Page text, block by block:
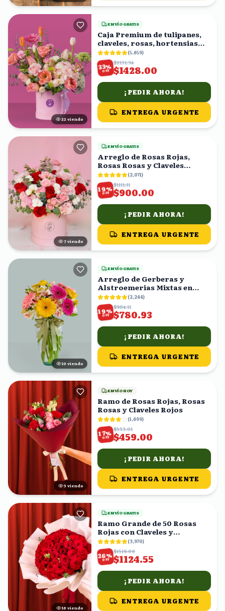
22 viendo
ENVÍO GRATIS
Caja Premium de tulipanes,
claveles, rosas, hortensias
rositas (5,659)
33%
OFF
$2131.34
$1428.00
¡PEDIR AHORA!
ENTREGA URGENTE
7 viendo
ENVÍO GRATIS
Arreglo de Rosas Rojas,
Rosas Rosas y Claveles
Blancos en Caja Rosa
(2,071)
19%
OFF
$1111.11
$900.00
¡PEDIR AHORA!
ENTREGA URGENTE
11 viendo
ENVÍO GRATIS
Arreglo de Gerberas y
Alstroemerias Mixtas en
Florero con Moño Verde
(2,244)
19%
OFF
$964.11
$780.93
¡PEDIR AHORA!
ENTREGA URGENTE
4 viendo
ENVÍO HOY
Ramo de Rosas Rojas, Rosas
Rosas y Claveles Rojos
(1,699)
17%
OFF
$553.01
$459.00
¡PEDIR AHORA!
ENTREGA URGENTE
15 viendo
ENVÍO GRATIS
Ramo Grande de 50 Rosas
Rojas con Claveles y
Eucalipto
(3,970)
26%
OFF
$1519.66
$1124.55
¡PEDIR AHORA!
ENTREGA URGENTE